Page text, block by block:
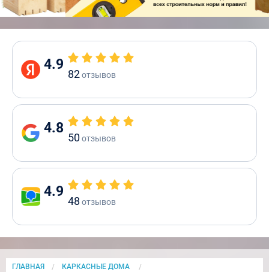
4.9
82отзывов
4.8
50отзывов
4.9
48 отзывов
ГЛАВНАЯ
КАРКАСНЫЕ ДОМА